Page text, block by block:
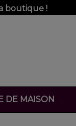
boutique !
DE MAISON